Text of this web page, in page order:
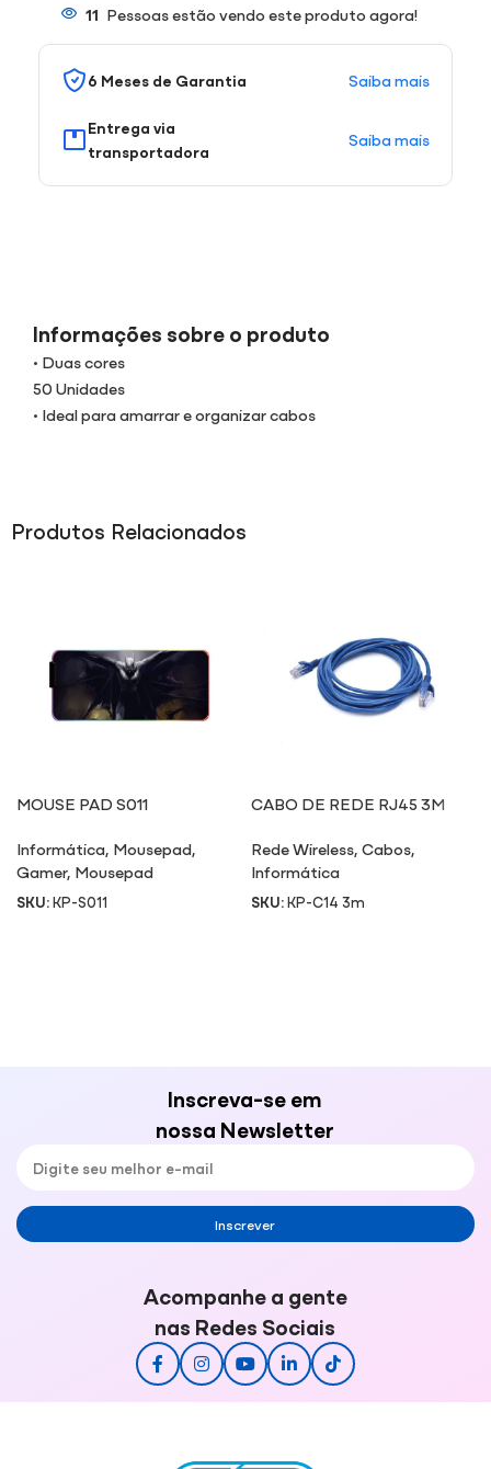
11 Pessoas estão vendo este produto agora!
6 Meses de Garantia Saiba mais
Entrega via
transportadora
Saiba mais
Informações sobre o produto
• Duas cores
50 Unidades
• Ideal para amarrar e organizar cabos
Produtos Relacionados
MOUSE PAD S011
Informática, Mousepad,
Gamer, Mousepad
SKU:KP-S011
CABO DE REDE RJ45 3M
Rede Wireless,Cabos,
Informática
SKU:KP-C14 3m
Inscreva-se em
nossa Newsletter
Inscrever
Acompanhe a gente
nas Redes Sociais